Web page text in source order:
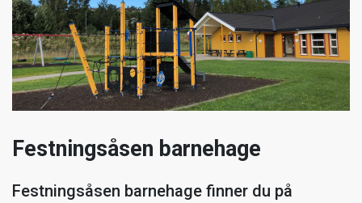
Festningsåsen barnehage
Festningsåsen barnehage finner du på